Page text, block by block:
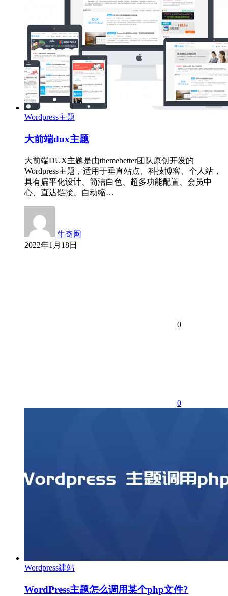
Wordpress主题
大前端dux主题
大前端DUX主题是由themebetter团队原创开发的
Wordpress主题，适用于垂直站点、科技博客、个人站，
具有扁平化设计、简洁白色、超多功能配置、会员中
心、直达链接、自动缩…
牛奇网
2022年1月18日
0
0
Wordpress建站
WordPress主题怎么调用某个php文件?